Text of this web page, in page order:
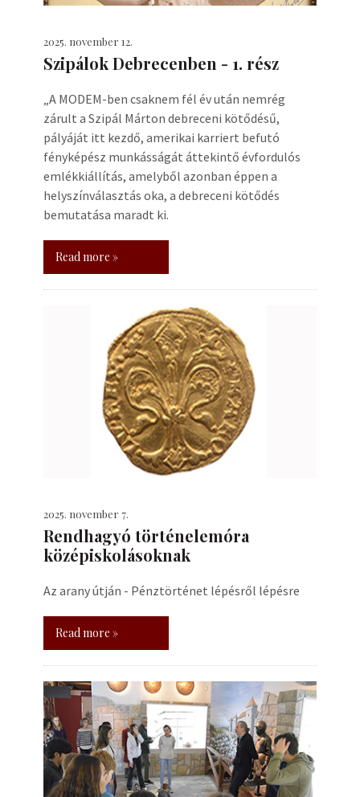
2025. november 12.
Szipálok Debrecenben - 1. rész
„A MODEM-ben csaknem fél év után nemrég
zárult a Szipál Márton debreceni kötődésű,
pályáját itt kezdő, amerikai karriert befutó
fényképész munkásságát áttekintő évfordulós
emlékkiállítás, amelyből azonban éppen a
helyszínválasztás oka, a debreceni kötődés
bemutatása maradt ki.
Read more »
2025. november 7.
Rendhagyó történelemóra
középiskolásoknak
Az arany útján - Pénztörténet lépésről lépésre
Read more »